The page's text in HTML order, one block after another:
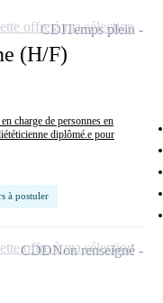
(H/F)
charge de personnes en
diplômé.e pour
à postuler
CDITemps plein
offre à ma sélection
CDDNon renseigné
offre à ma sélection